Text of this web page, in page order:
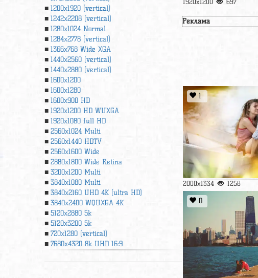
1200x1920 (vertical)
1242x2208 (vertical)
1280x1024 Normal
1284x2778 (vertical)
1366х768 Wide XGA
1440x2560 (vertical)
1440x2880 (vertical)
1600x1200
1600x1280
1600x900 HD
1920x1200 HD WUXGA
1920х1080 full HD
2560x1024 Multi
2560x1440 HDTV
2560x1600 Wide
2880x1800 Wide Retina
3200x1200 Multi
3840x1080 Multi
3840x2160 UHD 4К (ultra HD)
3840x2400 WQUXGA 4K
5120x2880 5k
5120x3200 5k
720x1280 (vertical)
7680x4320 8k UHD 16:9
1920x1200 697
Реклама
1
2000x1334 1258
0